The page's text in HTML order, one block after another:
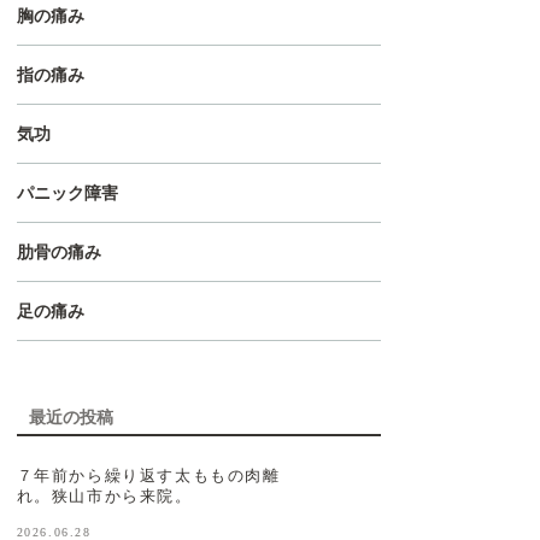
胸の痛み
指の痛み
気功
パニック障害
肋骨の痛み
足の痛み
最近の投稿
７年前から繰り返す太ももの肉離
れ。狭山市から来院。
2026.06.28